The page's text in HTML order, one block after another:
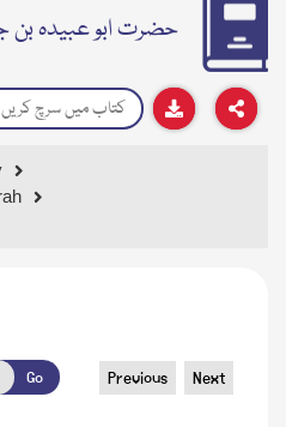
حضرت ابو عبیدہ بن
Go Previous Next